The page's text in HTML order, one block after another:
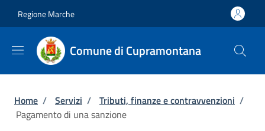
Regione Marche
Comune di Cupramontana
Briciole di pane
Home / Servizi / Tributi, finanze e contravvenzioni /
Pagamento di una sanzione